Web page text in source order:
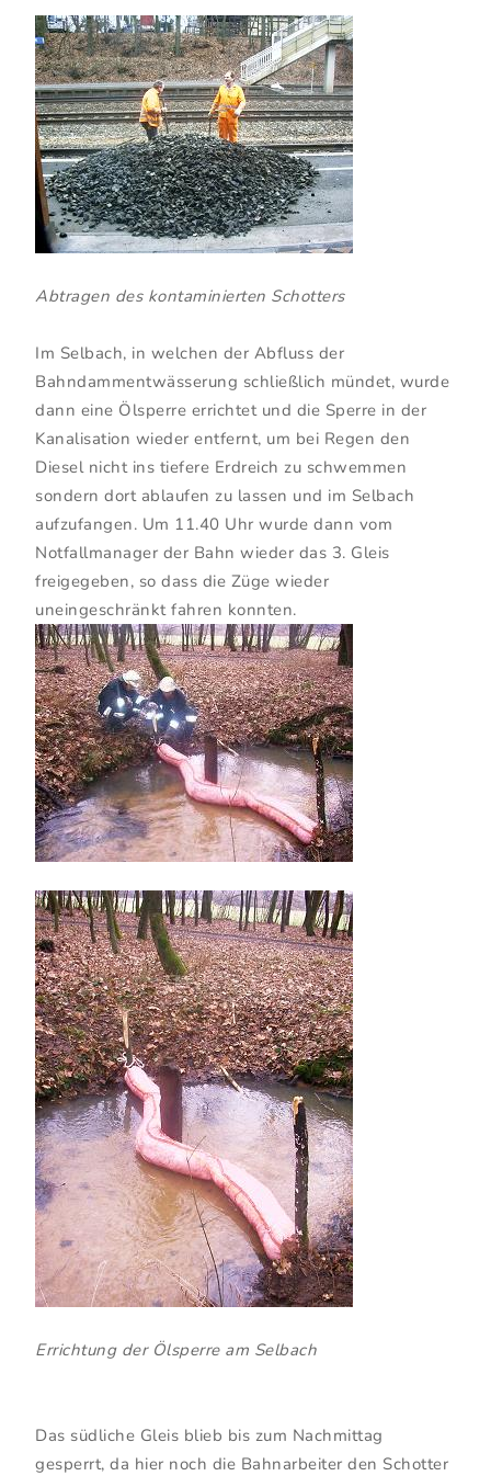
Abtragen des kontaminierten Schotters
Im Selbach, in welchen der Abfluss der
Bahndammentwässerung schließlich mündet, wurde
dann eine Ölsperre errichtet und die Sperre in der
Kanalisation wieder entfernt, um bei Regen den
Diesel nicht ins tiefere Erdreich zu schwemmen
sondern dort ablaufen zu lassen und im Selbach
aufzufangen. Um 11.40 Uhr wurde dann vom
Notfallmanager der Bahn wieder das 3. Gleis
freigegeben, so dass die Züge wieder
uneingeschränkt fahren konnten.
Errichtung der Ölsperre am Selbach
Das südliche Gleis blieb bis zum Nachmittag
gesperrt, da hier noch die Bahnarbeiter den Schotter